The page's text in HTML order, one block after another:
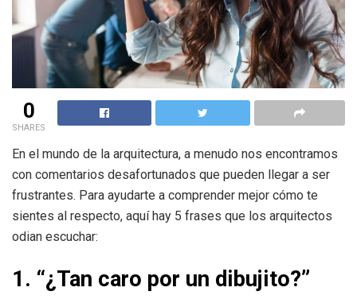
0
SHARES
En el mundo de la arquitectura, a menudo nos encontramos
con comentarios desafortunados que pueden llegar a ser
frustrantes. Para ayudarte a comprender mejor cómo te
sientes al respecto, aquí hay 5 frases que los arquitectos
odian escuchar:
1. “¿Tan caro por un dibujito?”